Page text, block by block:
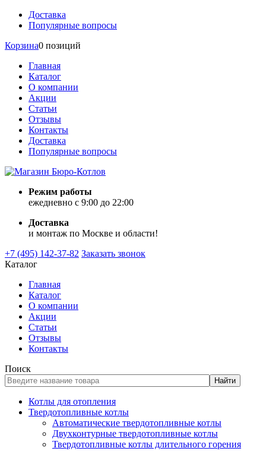
Доставка
Популярные вопросы
Корзина0 позиций
Главная
Каталог
О компании
Акции
Статьи
Отзывы
Контакты
Доставка
Популярные вопросы
Режим работы
ежедневно с 9:00 до 22:00
Доставка
и монтаж по Москве и области!
+7 (495) 142-37-82 Заказать звонок
Каталог
Главная
Каталог
О компании
Акции
Статьи
Отзывы
Контакты
Поиск
Найти
Котлы для отопления
Твердотопливные котлы
Автоматические твердотопливные котлы
Двухконтурные твердотопливные котлы
Твердотопливные котлы длительного горения